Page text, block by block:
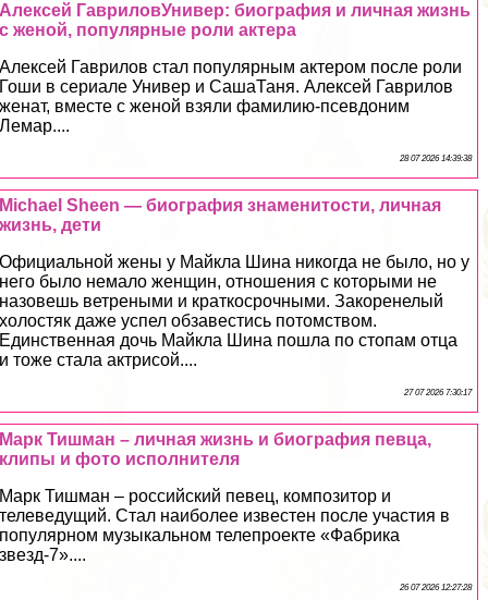
Алексей ГавриловУнивер: биография и личная жизнь
с женой, популярные роли актера
Алексей Гаврилов стал популярным актером после роли
Гоши в сериале Универ и СашаТаня. Алексей Гаврилов
женат, вместе с женой взяли фамилию-псевдоним
Лемар....
28 07 2026 14:39:38
Michael Sheen — биография знаменитости, личная
жизнь, дети
Официальной жены у Майкла Шина никогда не было, но у
него было немало женщин, отношения с которыми не
назовешь ветреными и краткосрочными. Закоренелый
холостяк даже успел обзавестись потомством.
Единственная дочь Майкла Шина пошла по стопам отца
и тоже стала актрисой....
27 07 2026 7:30:17
Марк Тишман – личная жизнь и биография певца,
клипы и фото исполнителя
Марк Тишман – российский певец, композитор и
телеведущий. Стал наиболее известен после участия в
популярном музыкальном телепроекте «Фабрика
звезд-7»....
26 07 2026 12:27:28